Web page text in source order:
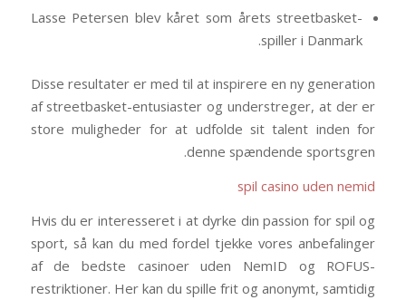
Lasse Petersen blev kåret som årets streetbasket-
spiller i Danmark.
Disse resultater er med til at inspirere en ny generation
af streetbasket-entusiaster og understreger, at der er
store muligheder for at udfolde sit talent inden for
denne spændende sportsgren.
spil casino uden nemid
Hvis du er interesseret i at dyrke din passion for spil og
sport, så kan du med fordel tjekke vores anbefalinger
af de bedste casinoer uden NemID og ROFUS-
restriktioner. Her kan du spille frit og anonymt, samtidig